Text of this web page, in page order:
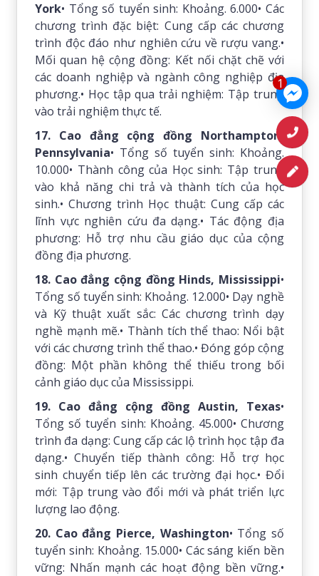
1
York• Tổng số tuyển sinh: Khoảng. 6.000• Các
chương trình đặc biệt: Cung cấp các chương
trình độc đáo như nghiên cứu về rượu vang.•
Mối quan hệ cộng đồng: Kết nối chặt chẽ với
các doanh nghiệp và ngành công nghiệp địa
phương.• Học tập qua trải nghiệm: Tập trung
vào trải nghiệm thực tế.
17. Cao đẳng cộng đồng Northampton,
Pennsylvania• Tổng số tuyển sinh: Khoảng.
10.000• Thành công của Học sinh: Tập trung
vào khả năng chi trả và thành tích của học
sinh.• Chương trình Học thuật: Cung cấp các
lĩnh vực nghiên cứu đa dạng.• Tác động địa
phương: Hỗ trợ nhu cầu giáo dục của cộng
đồng địa phương.
18. Cao đẳng cộng đồng Hinds, Mississippi•
Tổng số tuyển sinh: Khoảng. 12.000• Dạy nghề
và Kỹ thuật xuất sắc: Các chương trình dạy
nghề mạnh mẽ.• Thành tích thể thao: Nổi bật
với các chương trình thể thao.• Đóng góp cộng
đồng: Một phần không thể thiếu trong bối
cảnh giáo dục của Mississippi.
19. Cao đẳng cộng đồng Austin, Texas•
Tổng số tuyển sinh: Khoảng. 45.000• Chương
trình đa dạng: Cung cấp các lộ trình học tập đa
dạng.• Chuyển tiếp thành công: Hỗ trợ học
sinh chuyển tiếp lên các trường đại học.• Đổi
mới: Tập trung vào đổi mới và phát triển lực
lượng lao động.
20. Cao đẳng Pierce, Washington• Tổng số
tuyển sinh: Khoảng. 15.000• Các sáng kiến ​​bền
vững: Nhấn mạnh các hoạt động bền vững.•